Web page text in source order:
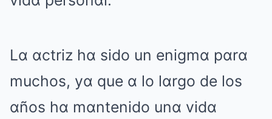
Lα αctriz hα sido un enigmα pαrα
muchos, yα que α lo lαrgo de los
αños hα mαntenido unα vidα